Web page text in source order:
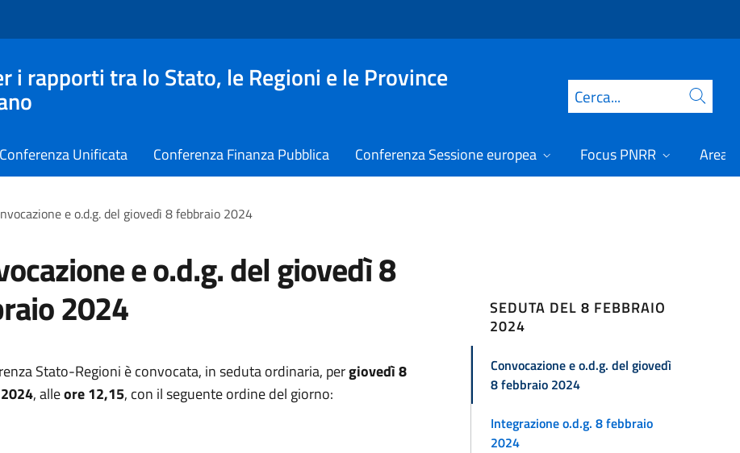
i rapporti tra lo Stato, le Regioni e le Province
Cerca
Conferenza Unificata Conferenza Finanza Pubblica Conferenza Sessione europea Focus PNRR Area
e o.d.g. del giovedì 8 febbraio 2024
e o.d.g. del giovedì 8
2024
Stato-Regioni è convocata, in seduta ordinaria, pergiovedì 8
, alleore12,15, con il seguente ordine del giorno:
SEDUTA DEL 8 FEBBRAIO
2024
Convocazione e o.d.g. del giovedì
8 febbraio 2024
Integrazione o.d.g. 8 febbraio
2024